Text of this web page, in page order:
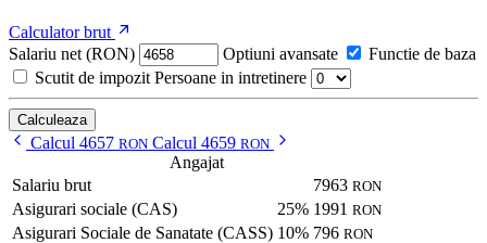
Calculator brut
Salariu net (RON)
Optiuni avansate
Functie de baza
Scutit de impozit Persoane in intretinere
Calculeaza
Calcul 4657 RON Calcul 4659 RON
Angajat
Salariu brut
7963 RON
Asigurari sociale (CAS) 25% 1991 RON
Asigurari Sociale de Sanatate (CASS) 10% 796 RON